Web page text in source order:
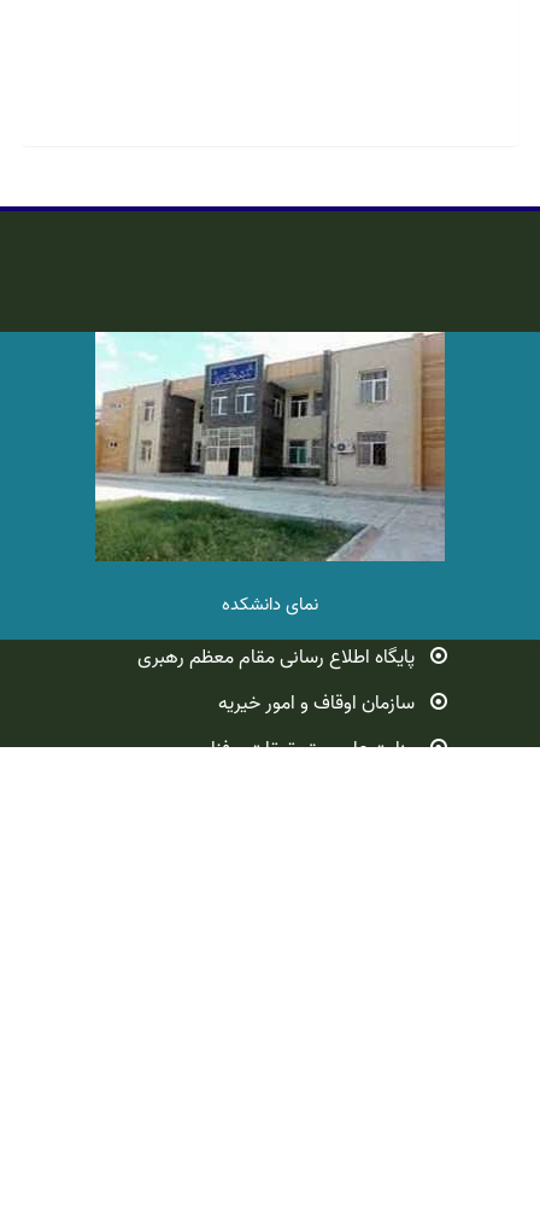
نمای دانشکده
پایگاه اطلاع رسانی مقام معظم رهبری
سازمان اوقاف و امور خیریه
وزارت علوم ، تحقیقات و فناوری